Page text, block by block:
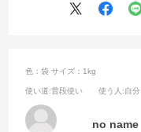
色：袋 サイズ：1kg
使い道:普段使い 使う人 :自分
no name